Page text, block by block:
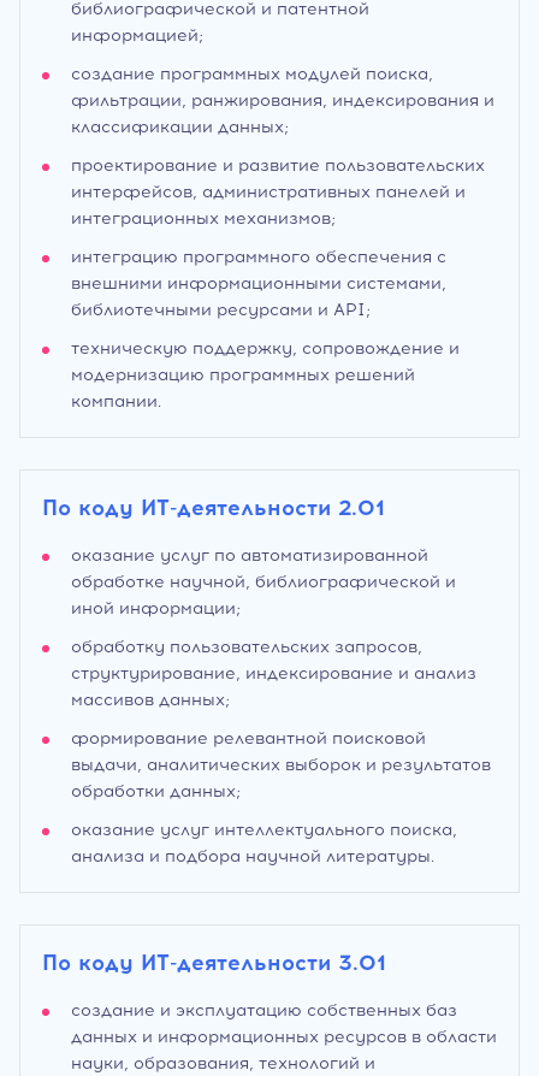
библиографической и патентной
информацией;
создание программных модулей поиска,
фильтрации, ранжирования, индексирования и
классификации данных;
проектирование и развитие пользовательских
интерфейсов, административных панелей и
интеграционных механизмов;
интеграцию программного обеспечения с
внешними информационными системами,
библиотечными ресурсами и API;
техническую поддержку, сопровождение и
модернизацию программных решений
компании.
По коду ИТ-деятельности 2.01
оказание услуг по автоматизированной
обработке научной, библиографической и
иной информации;
обработку пользовательских запросов,
структурирование, индексирование и анализ
массивов данных;
формирование релевантной поисковой
выдачи, аналитических выборок и результатов
обработки данных;
оказание услуг интеллектуального поиска,
анализа и подбора научной литературы.
По коду ИТ-деятельности 3.01
создание и эксплуатацию собственных баз
данных и информационных ресурсов в области
науки, образования, технологий и